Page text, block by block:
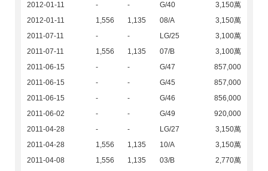
2012-01-11
- - G/40
3,150萬
2012-01-11
1,556 1,135 08/A
3,150萬
2011-07-11
- - LG/25
3,100萬
2011-07-11
1,556 1,135 07/B
3,100萬
2011-06-15
- - G/47
857,000
2011-06-15
- - G/45
857,000
2011-06-15
- - G/46
856,000
2011-06-02
- - G/49
920,000
2011-04-28
- - LG/27
3,150萬
2011-04-28
1,556 1,135 10/A
3,150萬
2011-04-08
1,556 1,135 03/B
2,770萬